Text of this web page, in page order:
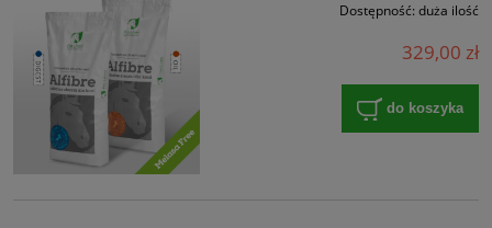
Dostępność: duża ilość
329,00 zł
do koszyka